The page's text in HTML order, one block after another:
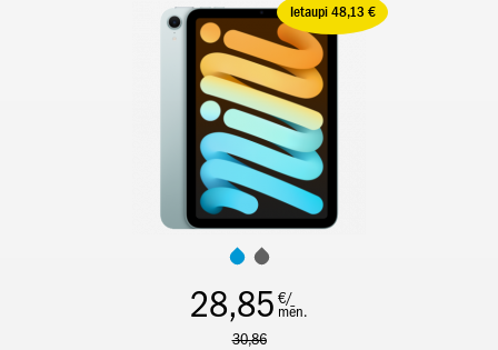
Ietaupi 48,13 €
28,85 €/
mēn.
30,86